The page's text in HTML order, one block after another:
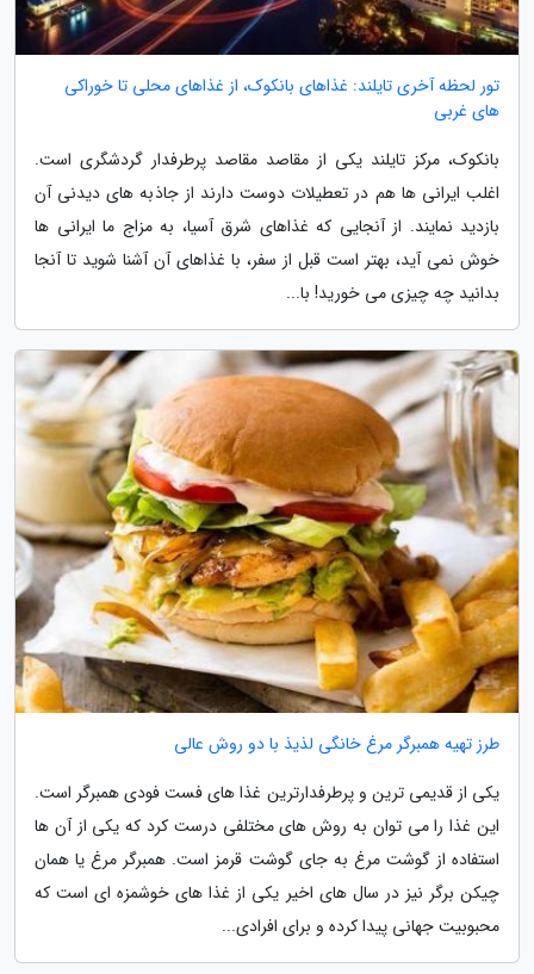
تور لحظه آخری تایلند: غذاهای بانکوک، از غذاهای محلی تا خوراکی
های غربی
بانکوک، مرکز تایلند یکی از مقاصد مقاصد پرطرفدار گردشگری است.
اغلب ایرانی ها هم در تعطیلات دوست دارند از جاذبه های دیدنی آن
بازدید نمایند. از آنجایی که غذاهای شرق آسیا، به مزاج ما ایرانی ها
خوش نمی آید، بهتر است قبل از سفر، با غذاهای آن آشنا شوید تا آنجا
بدانید چه چیزی می خورید! با...
طرز تهیه همبرگر مرغ خانگی لذیذ با دو روش عالی
یکی از قدیمی ترین و پرطرفدارترین غذا های فست فودی همبرگر است.
این غذا را می توان به روش های مختلفی درست کرد که یکی از آن ها
استفاده از گوشت مرغ به جای گوشت قرمز است. همبرگر مرغ یا همان
چیکن برگر نیز در سال های اخیر یکی از غذا های خوشمزه ای است که
محبوبیت جهانی پیدا کرده و برای افرادی...